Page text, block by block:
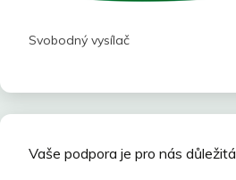
Svobodný vysílač
Vaše podpora je pro nás důležitá